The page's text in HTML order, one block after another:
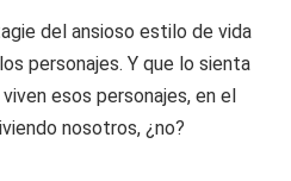
del ansioso estilo de vida
personajes. Y que lo sienta
esos personajes, en el
nosotros, ¿no?